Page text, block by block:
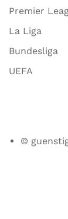
Premier
La Liga
Bundesliga
UEFA
©